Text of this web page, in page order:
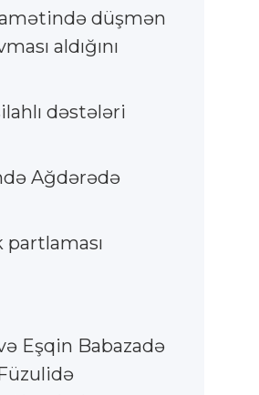
düşmən
aldığını
dəstələri
Ağdərədə
Eşqin Babazadə